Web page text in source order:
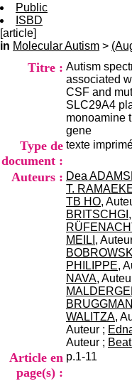
Public
ISBD
[article]
in Molecular Autism >
Titre : Autism
associated
CSF and
SLC29A4
monoamine
gene
Type de
document :
texte
Auteurs : Dea
T.
TB HO,
BRITSCHGI
MEILI ,
BOBROWSKI
PHILIPPE,
NAVA,
WALITZA,
Auteur ;
Auteur ;
Article en
page(s) :
p.1-11
n
e
t
d
e
o
u
m
e
n
t
a
t
i
o
n
d
u
C
R
A